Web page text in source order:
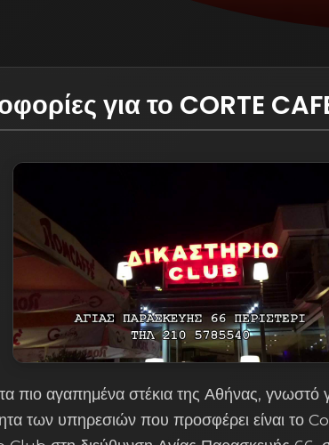
για το CORTE
πιο αγαπημένα στέκια της Αθήνας, γνωστό
των υπηρεσιών που προσφέρει είναι το